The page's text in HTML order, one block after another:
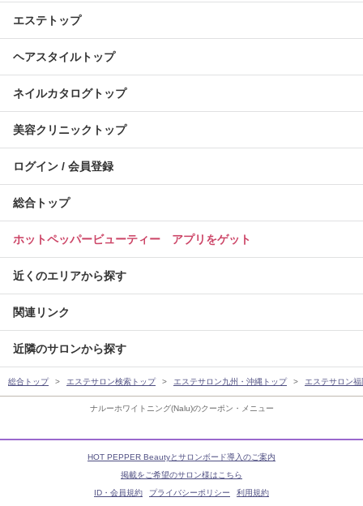
ナルーホワイトニング(Nalu)のクーポン・メニュー
エステトップ
ヘアスタイルトップ
ネイルカタログトップ
美容クリニックトップ
ログイン / 会員登録
総合トップ
ホットペッパービューティー アプリをゲット
近くのエリアから探す
関連リンク
近隣のサロンから探す
総合トップ エステサロン検索トップ エステサロン九州・沖縄トップ エステサロン
HOT PEPPER Beautyとサロンボード導入のご案内
掲載をご希望のサロン様はこちら
ID・会員規約
プライバシーポリシー 利用規約